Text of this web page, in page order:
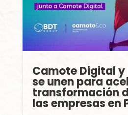
Camote Digital y
se unen para
transformación
las empresas en